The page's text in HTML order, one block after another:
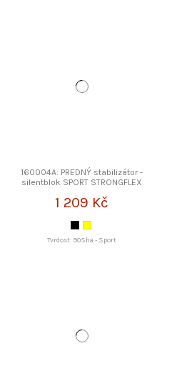
160004A: PREDNÝ stabilizátor -
silentblok SPORT STRONGFLEX
1 209 Kč
Tvrdost: 90Sha - Sport